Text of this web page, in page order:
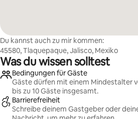
Du kannst auch zu mir kommen:
45580, Tlaquepaque, Jalisco, Mexiko
Was du wissen solltest
Bedingungen für Gäste
Gäste dürfen mit einem Mindestalter
bis zu 10 Gäste insgesamt.
Barrierefreiheit
Schreibe deinem Gastgeber oder